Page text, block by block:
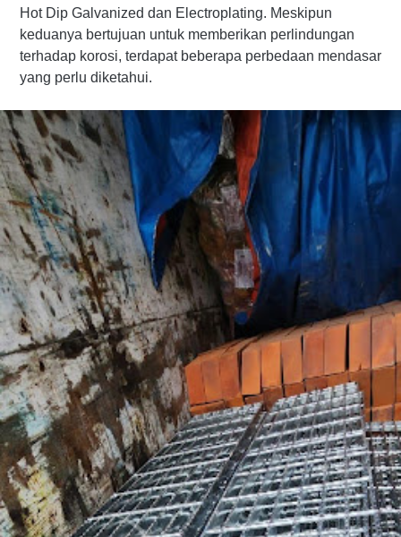
Hot Dip Galvanized dan Electroplating. Meskipun
keduanya bertujuan untuk memberikan perlindungan
terhadap korosi, terdapat beberapa perbedaan mendasar
yang perlu diketahui.